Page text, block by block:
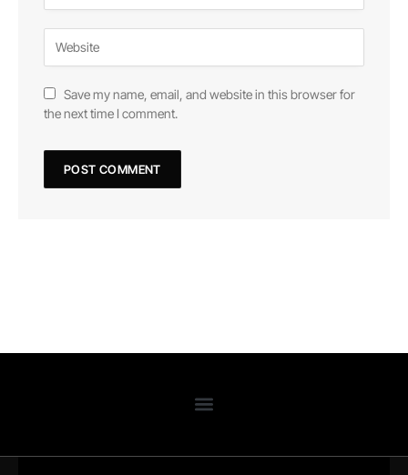
Save my name, email, and website in this browser for
the next time I comment.